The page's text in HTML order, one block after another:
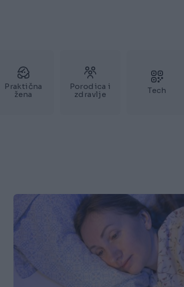
Praktična
žena
Porodica i
zdravlje
Tech